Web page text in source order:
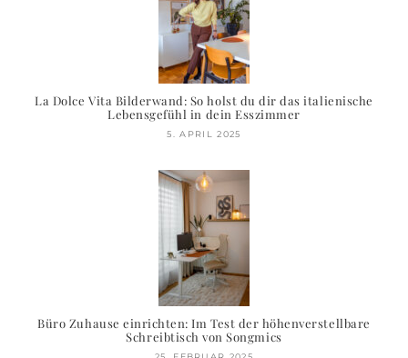
La Dolce Vita Bilderwand: So holst du dir das italienische
Lebensgefühl in dein Esszimmer
5. APRIL 2025
Büro Zuhause einrichten: Im Test der höhenverstellbare
Schreibtisch von Songmics